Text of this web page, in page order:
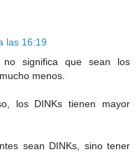
las 16:19
significa que sean los
menos.
los DINKs tienen mayor
sean DINKs, sino tener